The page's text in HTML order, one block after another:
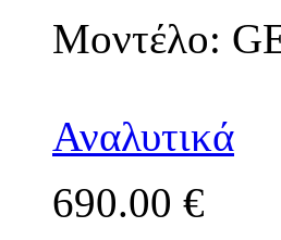
Μοντέλο:
Αναλυτικά
690.00 €